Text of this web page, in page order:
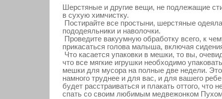
Шерстяные и другие вещи, не подлежащие
в сухую химчистку.
Постирайте все простыни, шерстяные
пододеяльники и наволочки.
Проведите вакуумную обработку всего, к
прикасаться голова малыша, включая
Что касается упаковки в мешки, то вы,
что все мягкие игрушки необходимо
мешки для мусора на полные две недели.
намного труднее и для вас, и для вашего
будет расстраиваться и плакать оттого, что
спать со своим любимым медвежонком